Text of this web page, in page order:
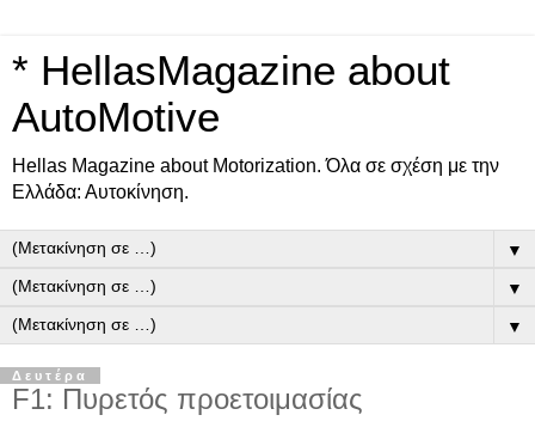
* HellasMagazine about
AutoMotive
Ηellas Μagazine about Motorization. Όλα σε σχέση με την
Ελλάδα: Αυτοκίνηση.
▼
▼
▼
Δευτέρα
F1: Πυρετός προετοιμασίας